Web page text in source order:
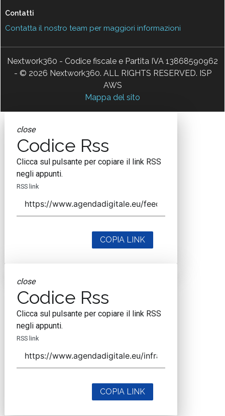
Contatti
Contatta il nostro team per maggiori informazioni
Nextwork360 - Codice fiscale e Partita IVA 13868590962
- © 2026 Nextwork360. ALL RIGHTS RESERVED. ISP
AWS
Mappa del sito
close
Codice Rss
Clicca sul pulsante per copiare il link RSS
negli appunti.
RSS link
COPIA LINK
close
Codice Rss
Clicca sul pulsante per copiare il link RSS
negli appunti.
RSS link
COPIA LINK